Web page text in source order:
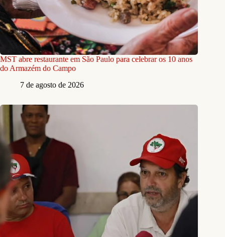
MST abre restaurante em São Paulo para celebrar os 10 anos
do Armazém do Campo
7 de agosto de 2026